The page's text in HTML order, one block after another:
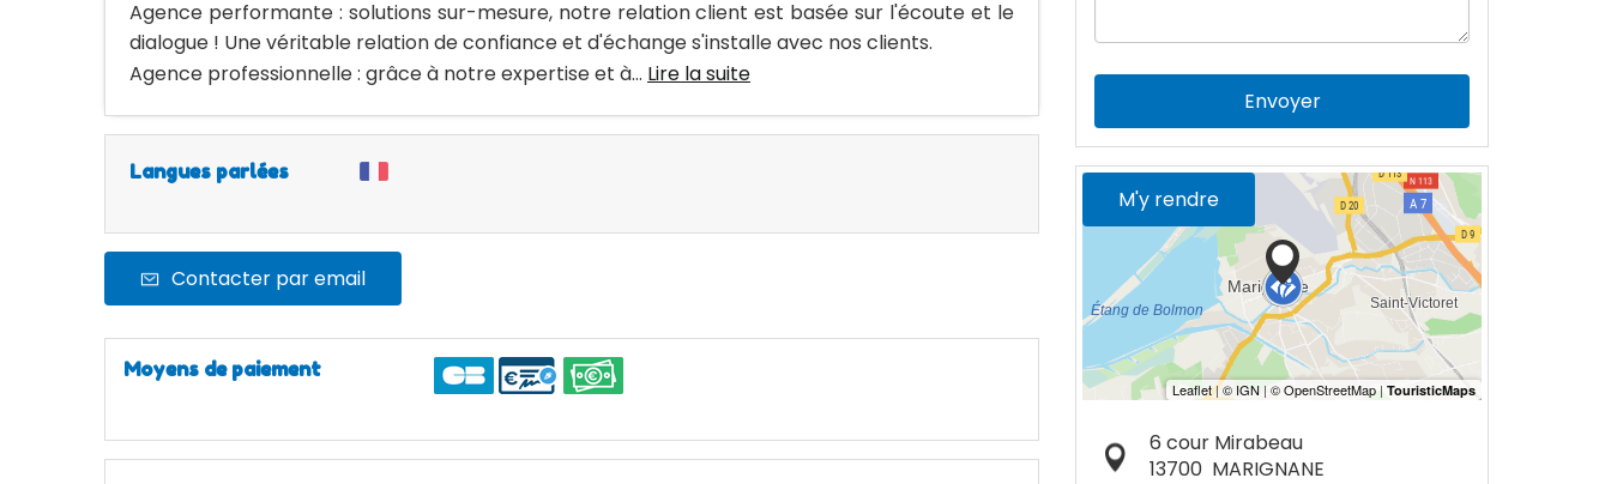
Agence performante : solutions sur-mesure, notre relation client est basée sur l'écoute et le
dialogue ! Une véritable relation de confiance et d'échange s'installe avec nos clients.
Agence professionnelle : grâce à notre expertise et à... Lire la suite
Langues parlées
Contacter par email
Moyens de paiement
Envoyer
M'y rendre
6 cour Mirabeau
13700 MARIGNANE